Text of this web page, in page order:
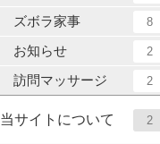
ズボラ家事 8
お知らせ 2
訪問マッサージ 2
当サイトについて 2